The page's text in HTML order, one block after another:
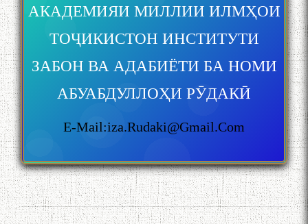
АКАДЕМИЯИ МИЛЛИИ ИЛМҲОИ
ТОҶИКИСТОН ИНСТИТУТИ
ЗАБОН ВА АДАБИЁТИ БА НОМИ
АБУАБДУЛЛОҲИ РӮДАКӢ
E-Mail:iza.rudaki@gmail.com